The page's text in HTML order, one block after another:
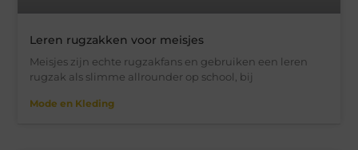
Leren rugzakken voor meisjes
Meisjes zijn echte rugzakfans en gebruiken een leren
rugzak als slimme allrounder op school, bij
Mode en Kleding